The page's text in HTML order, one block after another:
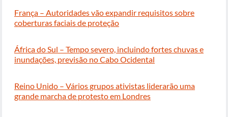
França – Autoridades vão expandir requisitos sobre
coberturas faciais de proteção
África do Sul – Tempo severo, incluindo fortes chuvas e
inundações, previsão no Cabo Ocidental
Reino Unido – Vários grupos ativistas liderarão uma
grande marcha de protesto em Londres